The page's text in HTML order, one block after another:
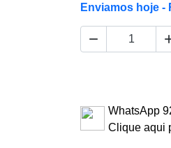
Enviamos hoje -

WhatsApp
Clique aqui